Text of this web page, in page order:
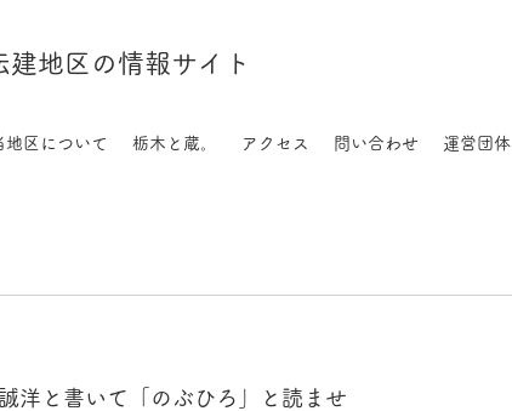
建地区の情報サイト
地区について 栃木と蔵。 アクセス 問い合わせ 運営団体
洋と書いて「のぶひろ」と読ませ